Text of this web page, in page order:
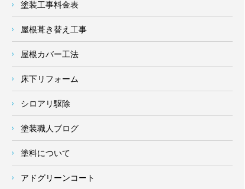
塗装工事料金表
屋根葺き替え工事
屋根カバー工法
床下リフォーム
シロアリ駆除
塗装職人ブログ
塗料について
アドグリーンコート